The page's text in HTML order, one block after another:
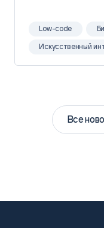
Low-code
Искусственный
Все